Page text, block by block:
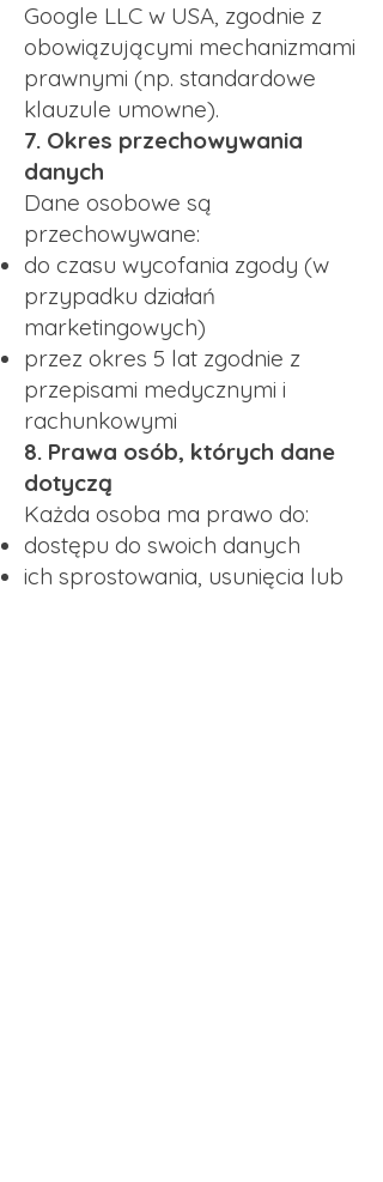
Google LLC w USA, zgodnie z
obowiązującymi mechanizmami
prawnymi (np. standardowe
klauzule umowne).
7. Okres przechowywania
danych
Dane osobowe są
przechowywane:
do czasu wycofania zgody (w
przypadku działań
marketingowych)
przez okres 5 lat zgodnie z
przepisami medycznymi i
rachunkowymi
8. Prawa osób, których dane
dotyczą
Każda osoba ma prawo do:
dostępu do swoich danych
ich sprostowania, usunięcia lub